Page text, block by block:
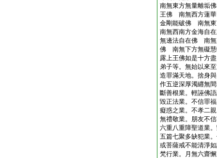
南無東方無量離垢
王佛 南無西方蓮
金剛能破佛 南無東
南無西南方金海自
無邊法自在佛 南無
佛 南無下方無礙
露上王佛如是十方
弟子等。無始以來
造罪滿天地。捨身
作五逆深厚濁纒無
斷善根業。輕誣佛
毀正法業。不信罪
癡惑之業。不孝二
無禮敬業。朋友不
六重八重障聖道業
五篇七聚多缺犯業
或菩薩戒不能清淨
梵行業。月無六齋